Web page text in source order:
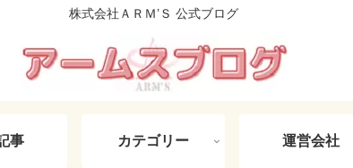
株式会社ＡＲＭ’Ｓ 公式ブログ
事 カテゴリー 運営会社